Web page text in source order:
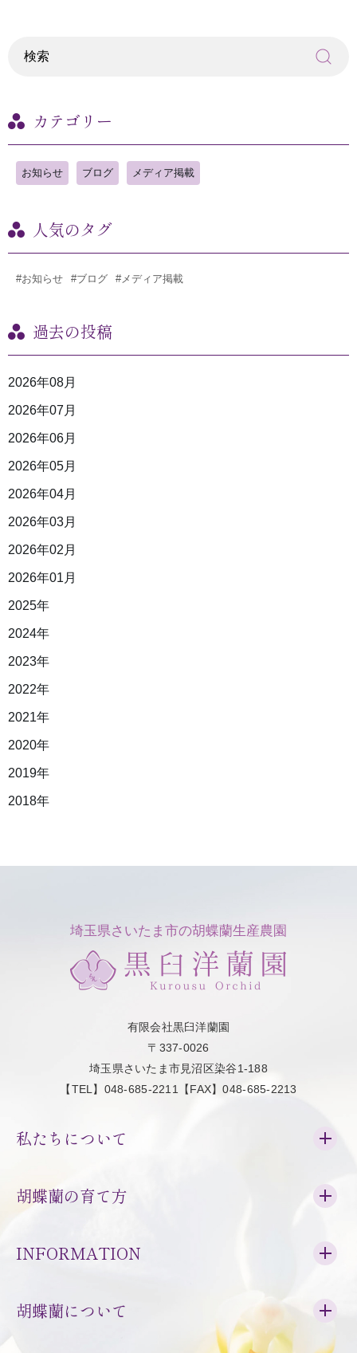
カテゴリー
お知らせ ブログ メディア掲載
人気のタグ
#お知らせ #ブログ #メディア掲載
過去の投稿
2026年08月
2026年07月
2026年06月
2026年05月
2026年04月
2026年03月
2026年02月
2026年01月
2025年
2024年
2023年
2022年
2021年
2020年
2019年
2018年
埼玉県さいたま市の胡蝶蘭生産農園
有限会社黒臼洋蘭園
〒337-0026
埼玉県さいたま市見沼区染谷1-188
【TEL】048-685-2211【FAX】048-685-2213
私たちについて
胡蝶蘭の育て方
INFORMATION
胡蝶蘭について